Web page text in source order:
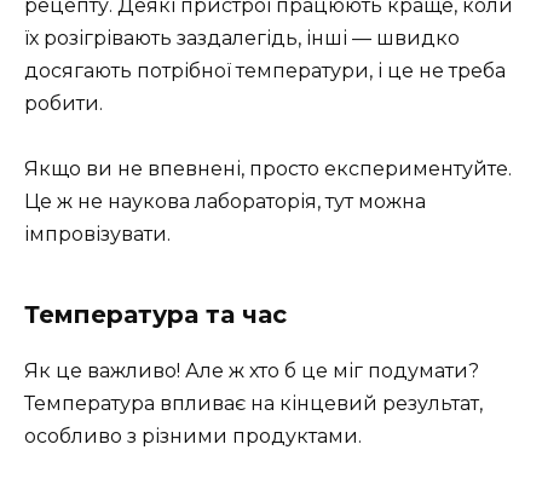
рецепту. Деякі пристрої працюють краще, коли
їх розігрівають заздалегідь, інші — швидко
досягають потрібної температури, і це не треба
робити.
Якщо ви не впевнені, просто експериментуйте.
Це ж не наукова лабораторія, тут можна
імпровізувати.
Температура та час
Як це важливо! Але ж хто б це міг подумати?
Температура впливає на кінцевий результат,
особливо з різними продуктами.